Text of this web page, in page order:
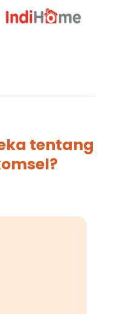
tentang